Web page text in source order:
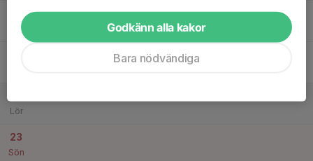
Tor
Lör
23
Sön
Godkänn alla kakor
Bara nödvändiga